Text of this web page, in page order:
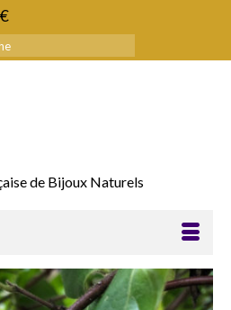
€
:
de Bijoux Naturels